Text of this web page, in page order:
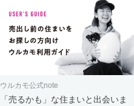
ウルカモ公式note
「売るかも」な住まいと出会いま